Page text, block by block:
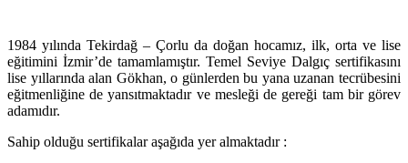
1984 yılında Tekirdağ – Çorlu da doğan hocamız, ilk, orta ve lise
eğitimini İzmir’de tamamlamıştır. Temel Seviye Dalgıç sertifikasını
lise yıllarında alan Gökhan, o günlerden bu yana uzanan tecrübesini
eğitmenliğine de yansıtmaktadır ve mesleği de gereği tam bir görev
adamıdır.
Sahip olduğu sertifikalar aşağıda yer almaktadır :